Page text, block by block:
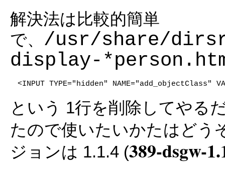
解決法は比較的簡単
で、 /usr/share/
display-
<INPUT TYPE="hidden" NAME="add_objectClass"
という 1行を削除してやる
たので使いたいかたはどう
ジョンは 1.1.4 (389-dsgw-